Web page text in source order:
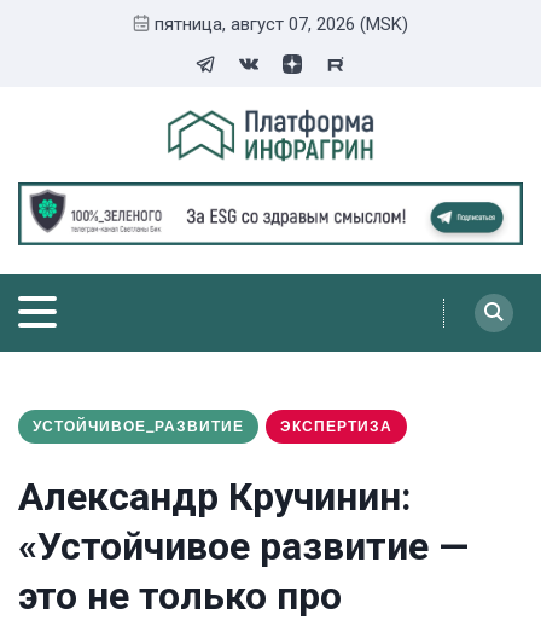
пятница, август 07, 2026 (MSK)
УСТОЙЧИВОЕ_РАЗВИТИЕ ЭКСПЕРТИЗА
Александр Кручинин:
«Устойчивое развитие —
это не только про